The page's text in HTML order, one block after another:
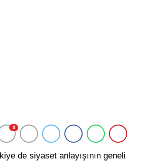
0
de siyaset anlayışının geneli